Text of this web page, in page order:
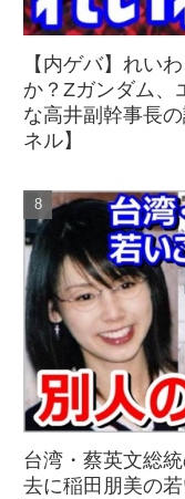
【内ゲバ】れい
か？Zガンダム、
な高井副幹事長
ネル】
台湾・蔡英文総
去に稲田朋美の